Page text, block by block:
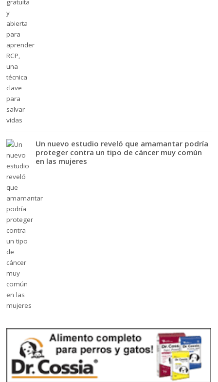
Un nuevo estudio reveló que amamantar podría
proteger contra un tipo de cáncer muy común
en las mujeres